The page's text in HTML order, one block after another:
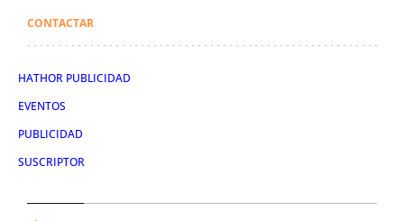
CONTACTAR
HATHOR PUBLICIDAD
EVENTOS
PUBLICIDAD
SUSCRIPTOR